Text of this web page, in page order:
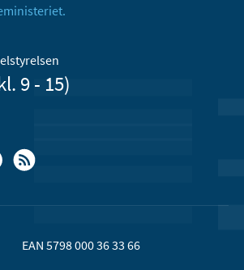
9 - 15)
EAN 5798 000 36 33 66